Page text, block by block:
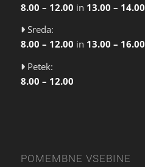
8.00 – 12.00 in 13.00 – 14.00
Sreda:
8.00 – 12.00 in 13.00 – 16.00
Petek:
8.00 – 12.00
POMEMBNE VSEBINE